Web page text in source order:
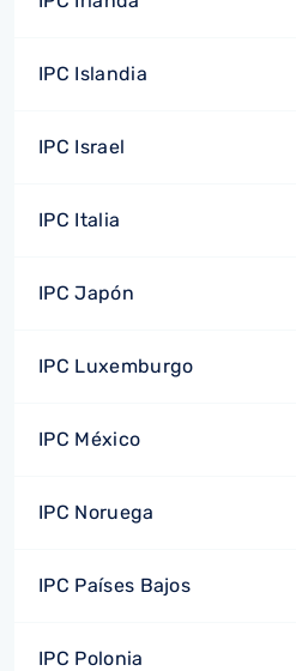
IPC Islandia
IPC Israel
IPC Italia
IPC Japón
IPC Luxemburgo
IPC México
IPC Noruega
IPC Países Bajos
IPC Polonia